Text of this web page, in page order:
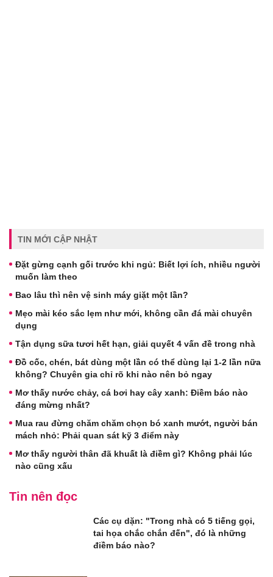
TIN MỚI CẬP NHẬT
Đặt gừng cạnh gối trước khi ngủ: Biết lợi ích, nhiều người
muốn làm theo
Bao lâu thì nên vệ sinh máy giặt một lần?
Mẹo mài kéo sắc lẹm như mới, không cần đá mài chuyên
dụng
Tận dụng sữa tươi hết hạn, giải quyết 4 vấn đề trong nhà
Đồ cốc, chén, bát dùng một lần có thể dùng lại 1-2 lần nữa
không? Chuyên gia chỉ rõ khi nào nên bỏ ngay
Mơ thấy nước chảy, cá bơi hay cây xanh: Điềm báo nào
đáng mừng nhất?
Mua rau đừng chăm chăm chọn bó xanh mướt, người bán
mách nhỏ: Phải quan sát kỹ 3 điểm này
Mơ thấy người thân đã khuất là điềm gì? Không phải lúc
nào cũng xấu
Tin nên đọc
Các cụ dặn: "Trong nhà có 5 tiếng gọi,
tai họa chắc chắn đến", đó là những
điềm báo nào?